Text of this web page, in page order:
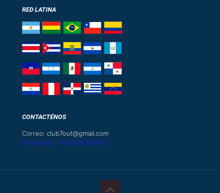
RED LATINA
CONTACTÉNOS
Correo: club7out@gmail.com
Whatsapp : +573006358973